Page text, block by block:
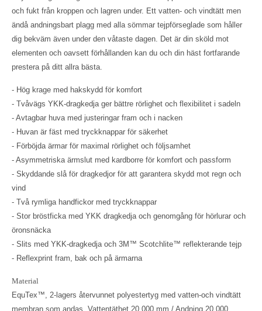
och fukt från kroppen och lagren under. Ett vatten- och vindtätt men
ändå andningsbart plagg med alla sömmar tejpförseglade som håller
dig bekväm även under den våtaste dagen. Det är din sköld mot
elementen och oavsett förhållanden kan du och din häst fortfarande
prestera på ditt allra bästa.
- Hög krage med hakskydd för komfort
- Tvåvägs YKK-dragkedja ger bättre rörlighet och flexibilitet i sadeln
- Avtagbar huva med justeringar fram och i nacken
- Huvan är fäst med tryckknappar för säkerhet
- Förböjda ärmar för maximal rörlighet och följsamhet
- Asymmetriska ärmslut med kardborre för komfort och passform
- Skyddande slå för dragkedjor för att garantera skydd mot regn och
vind
- Två rymliga handfickor med tryckknappar
- Stor bröstficka med YKK dragkedja och genomgång för hörlurar och
öronsnäcka
- Slits med YKK-dragkedja och 3M™ Scotchlite™ reflekterande tejp
- Reflexprint fram, bak och på ärmarna
Material
EquTex™, 2-lagers återvunnet polyestertyg med vatten-och vindtätt
membran som andas. Vattentäthet 20 000 mm / Andning 20 000